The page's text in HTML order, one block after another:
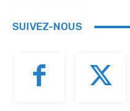
SUIVEZ-NOUS